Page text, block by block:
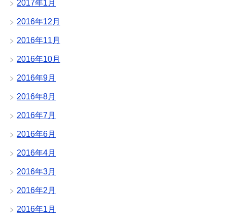
2017年1月
2016年12月
2016年11月
2016年10月
2016年9月
2016年8月
2016年7月
2016年6月
2016年4月
2016年3月
2016年2月
2016年1月